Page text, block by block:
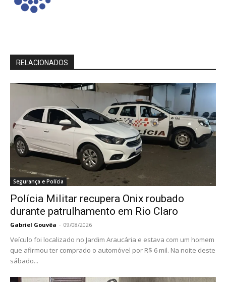
RELACIONADOS
Segurança e Polícia
Polícia Militar recupera Onix roubado
durante patrulhamento em Rio Claro
Gabriel Gouvêa - 09/08/2026
Veículo foi localizado no Jardim Araucária e estava com um homem
que afirmou ter comprado o automóvel por R$ 6 mil. Na noite deste
sábado...